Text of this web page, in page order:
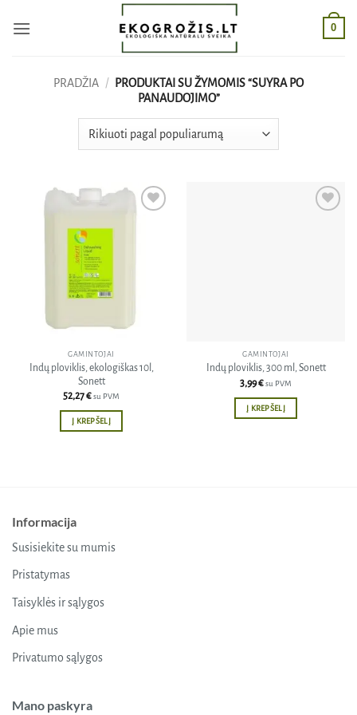
0
PRADŽIA /
PRODUKTAI SU ŽYMOMIS “SUYRA PO
PANAUDOJIMO”
GAMINTOJAI
Indų ploviklis, ekologiškas 10l,
Sonett
52,27€su PVM
Į KREPŠELĮ
GAMINTOJAI
Indų ploviklis, 300 ml, Sonett
3,99€su PVM
Į KREPŠELĮ
Informacija
Susisiekite su mumis
Pristatymas
Taisyklės ir sąlygos
Apie mus
Privatumo sąlygos
Mano paskyra